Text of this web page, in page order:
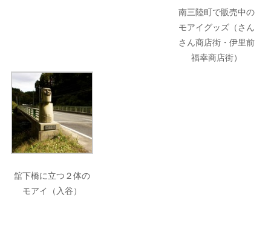
南三陸町で販売中の
モアイグッズ（さん
さん商店街・伊里前
福幸商店街）
舘下橋に立つ２体の
モアイ（入谷）